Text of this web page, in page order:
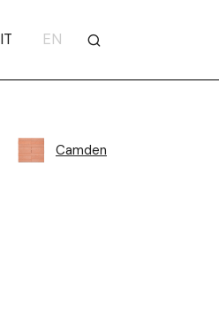
IT EN
Camden